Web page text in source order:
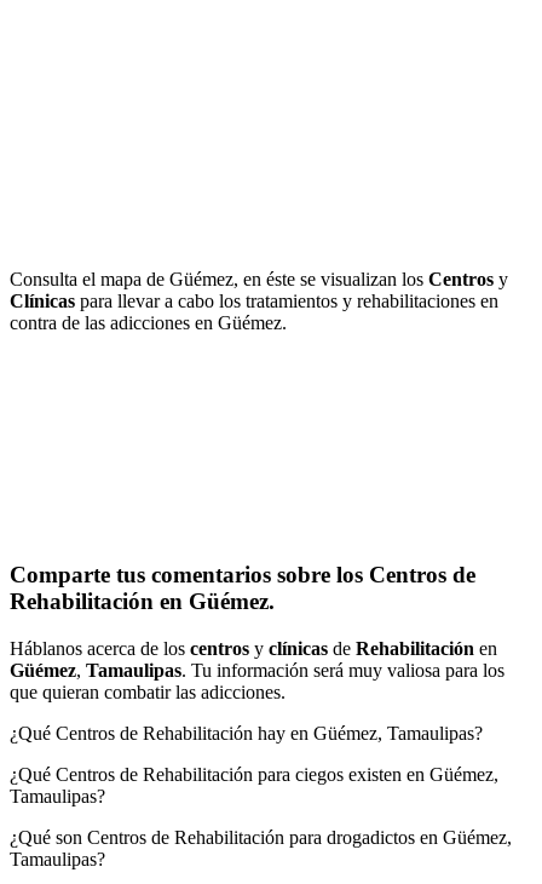
Consulta el mapa de Güémez, en éste se visualizan los Centros y
Clínicas para llevar a cabo los tratamientos y rehabilitaciones en
contra de las adicciones en Güémez.
Comparte tus comentarios sobre los Centros de
Rehabilitación en Güémez.
Háblanos acerca de los centros y clínicas de Rehabilitación en
Güémez, Tamaulipas. Tu información será muy valiosa para los
que quieran combatir las adicciones.
¿Qué Centros de Rehabilitación hay en Güémez, Tamaulipas?
¿Qué Centros de Rehabilitación para ciegos existen en Güémez,
Tamaulipas?
¿Qué son Centros de Rehabilitación para drogadictos en Güémez,
Tamaulipas?